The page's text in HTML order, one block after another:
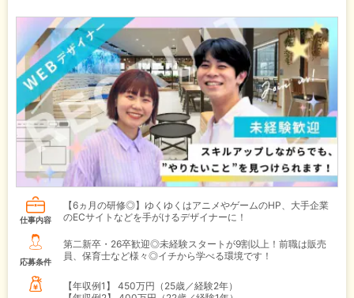
仕事内容
【6ヵ月の研修◎】ゆくゆくはアニメやゲームのHP、大手企業
のECサイトなどを手がけるデザイナーに！
応募条件
第二新卒・26卒歓迎◎未経験スタートが9割以上！前職は販売
員、保育士など様々◎イチから学べる環境です！
【年収例1】
450万円（25歳／経験2年）